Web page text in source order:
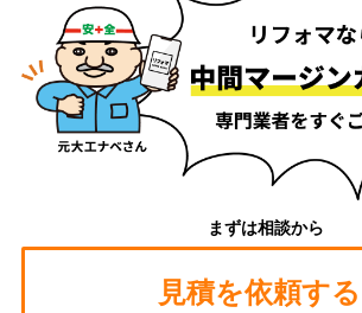
まずは相談から
見積を依頼する